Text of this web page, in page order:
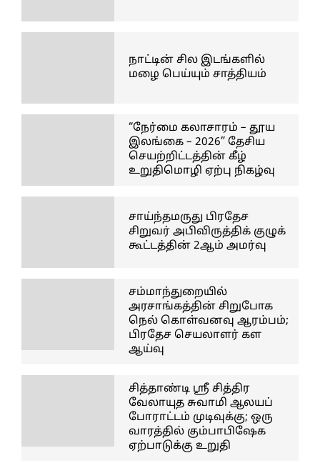
நாட்டின் சில இடங்களில்
மழை பெய்யும் சாத்தியம்
“நேர்மை கலாசாரம் – தூய
இலங்கை – 2026” தேசிய
செயற்றிட்டத்தின் கீழ்
உறுதிமொழி ஏற்பு நிகழ்வு
சாய்ந்தமருது பிரதேச
சிறுவர் அபிவிருத்திக் குழுக்
கூட்டத்தின் 2ஆம் அமர்வு
சம்மாந்துறையில்
அரசாங்கத்தின் சிறுபோக
நெல் கொள்வனவு ஆரம்பம்;
பிரதேச செயலாளர் கள
ஆய்வு
சித்தாண்டி ஸ்ரீ சித்திர
வேலாயுத சுவாமி ஆலயப்
போராட்டம் முடிவுக்கு; ஒரு
வாரத்தில் கும்பாபிஷேக
ஏற்பாடுக்கு உறுதி